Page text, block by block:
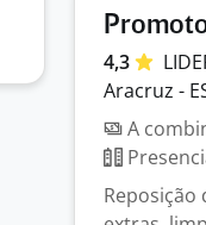
4,3
Aracruz -
A